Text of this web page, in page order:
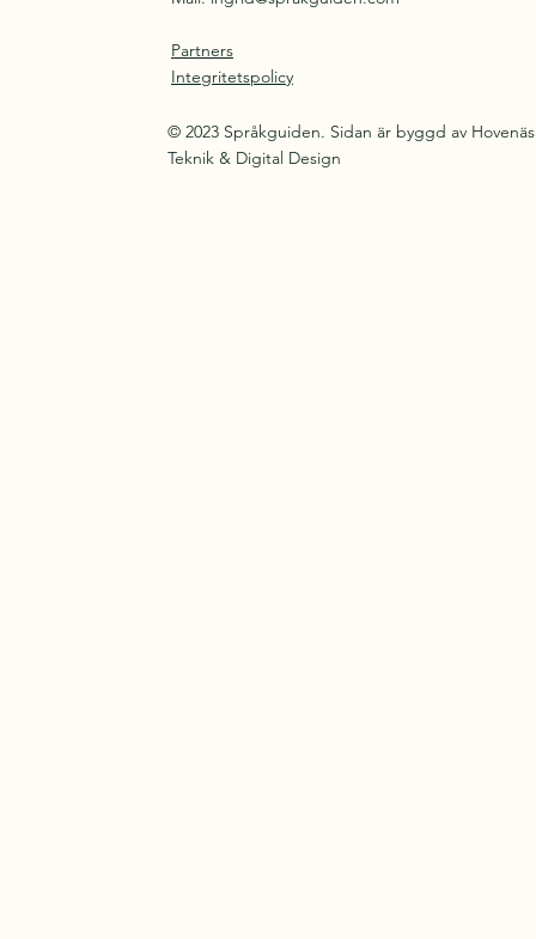
Partners
Integritetspolicy
© 2023 Språkguiden. Sidan är byggd av Hovenäs
Teknik & Digital Design